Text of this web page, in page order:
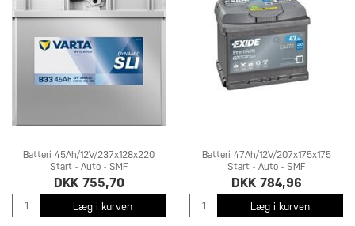
Batteri 45Ah/12V/237x128x220
Start - Auto - SMF
DKK 755,70
Læg i kurven
Batteri 47Ah/12V/207x175x175
Start - Auto - SMF
DKK 784,96
Læg i kurven